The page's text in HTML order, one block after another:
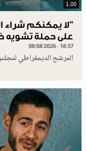
1.00
"لا يمكنكم شراء
على حملة تشويه ضده بـ60
08/08/2026 - 18:37
المرشح الديمقراطي